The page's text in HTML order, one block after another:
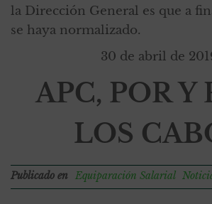
la Dirección General es que a
se haya normalizado.
30 de abril de
APC, POR Y
LOS
Publicado en Equiparación Salarial